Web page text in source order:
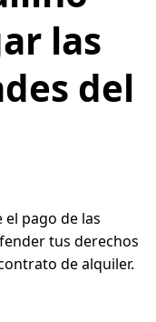
las
del
el pago de las
tus derechos
de alquiler.